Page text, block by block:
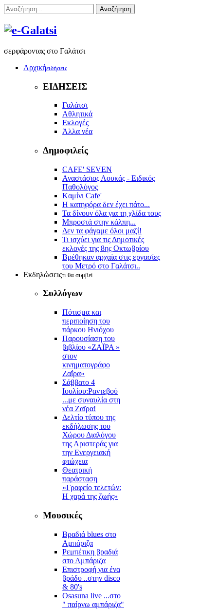
Αναζήτηση
σερφάροντας στο Γαλάτσι
Αρχικήειδήσεις
ΕΙΔΗΣΕΙΣ
Γαλάτσι
Αθλητικά
Εκλογές
Άλλα νέα
Δημοφιλείς
CAFE' SEVEN
Αναστάσιος Λουκάς - Ειδικός
Παθολόγος
Kαμίνι Cafe'
Η κατηφόρα δεν έχει πάτο...
Τα δίνουν όλα για τη χλίδα τους
Μπροστά στην κάλπη...
Δεν τα φάγαμε όλοι μαζί!
Τι ισχύει για τις Δημοτικές
εκλογές της 8ης Οκτωβρίου
Βρέθηκαν αρχαία στις εργασίες
του Μετρό στο Γαλάτσι..
Εκδηλώσειςτι θα συμβεί
Συλλόγων
Πότισμα και
περιποίηση του
πάρκου Ηνιόχου
Παρουσίαση του
βιβλίου «ΖΑΪΡΑ »
στον
κινηματογράφο
Ζαΐρα»
Σάββατο 4
Ιουλίου:Ραντεβού
...με συναυλία στη
νέα Ζαϊρα!
Δελτίο τύπου της
εκδήλωσης του
Χώρου Διαλόγου
της Αριστεράς για
την Ενεργειακή
φτώχεια
Θεατρική
παράσταση
«Γραφείο τελετών:
Η χαρά της ζωής»
Μουσικές
Βραδιά blues στο
Αμπάριζα
Ρεμπέτικη βραδιά
στο Αμπάριζα
Επιστροφή για ένα
βράδυ ..στην disco
& 80's
Osasuna live ...στο
" παίρνω αμπάριζα"